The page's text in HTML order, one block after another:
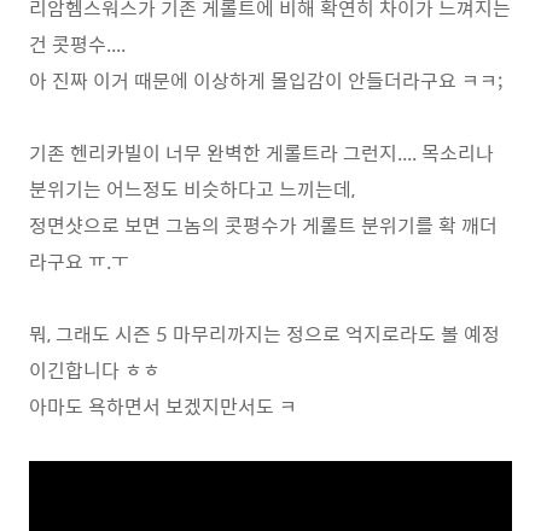
리암헴스워스가 기존 게롤트에 비해 확연히 차이가 느껴지는
건 콧평수....
아 진짜 이거 때문에 이상하게 몰입감이 안들더라구요 ㅋㅋ;
기존 헨리카빌이 너무 완벽한 게롤트라 그런지.... 목소리나
분위기는 어느정도 비슷하다고 느끼는데,
정면샷으로 보면 그놈의 콧평수가 게롤트 분위기를 확 깨더
라구요 ㅠ.ㅜ
뭐, 그래도 시즌 5 마무리까지는 정으로 억지로라도 볼 예정
이긴합니다 ㅎㅎ
아마도 욕하면서 보겠지만서도 ㅋ